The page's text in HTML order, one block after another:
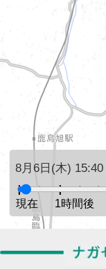
8月6日(木) 15:40
現在 1時間後